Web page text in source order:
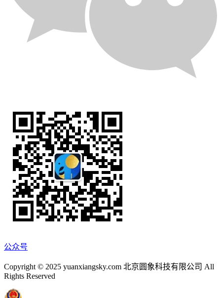
公众号
Copyright © 2025 yuanxiangsky.com 北京圆象科技有限公司 All
Rights Reserved